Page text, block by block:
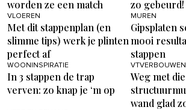
worden ze een match
zo gebeurd!
VLOEREN
Met dit stappenplan (en
slimme tips) werk je plinten
perfect af
MUREN
Gipsplaten
mooi
stappen
WOONINSPIRATIE
In 3 stappen de trap
verven: zo knap je ‘m op
VTVERBOUWEN
Weg met die
wand glad